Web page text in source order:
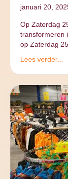
januari 20,
Op Zaterdag
transformeren
op Zaterdag
Lees verder...